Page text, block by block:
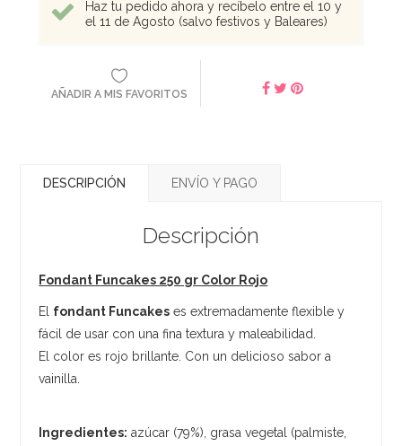
Haz tu pedido ahora y recíbelo entre el 10 y
el 11 de Agosto (salvo festivos y Baleares)
AÑADIR A MIS FAVORITOS
DESCRIPCIÓN ENVÍO Y PAGO
Descripción
Fondant Funcakes 250 gr Color Rojo
El fondant Funcakes es extremadamente flexible y
fácil de usar con una fina textura y maleabilidad.
El color es rojo brillante. Con un delicioso sabor a
vainilla.
Ingredientes: azúcar (79%), grasa vegetal (palmiste,